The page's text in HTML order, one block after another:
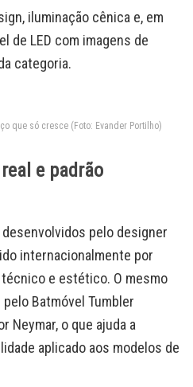
iluminação cênica e, em
de LED com imagens de
categoria.
que só cresce (Foto: Evander Portilho)
e padrão
pelo designer
internacionalmente por
e estético. O mesmo
Batmóvel Tumbler
Neymar, o que ajuda a
aplicado aos modelos de